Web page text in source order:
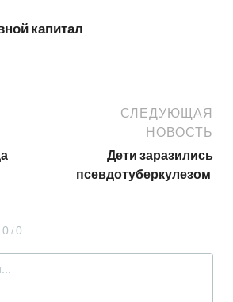
капитал
СЛЕДУЮЩАЯ
НОВОСТЬ
Дети заразились
псевдотуберкулезом
0 / 0